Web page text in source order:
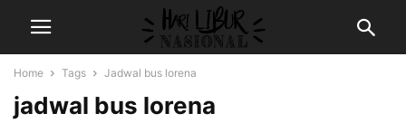
Home Tags Jadwal bus lorena
jadwal bus lorena